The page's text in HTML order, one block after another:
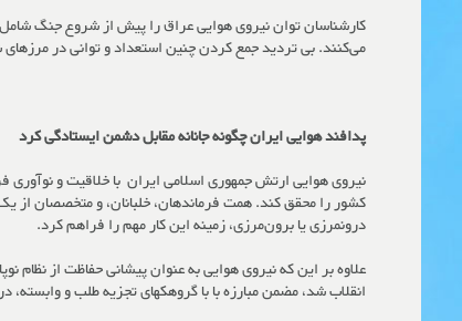
می‌کنند. بی تردید جمع کردن چنین استعداد و توانی در
پدافند هوایی ایران چگونه جانانه مقابل دشمن ایستادگی کرد
نیروی هوایی ارتش جمهوری اسلامی ایران با خلاقیت و
کشور را محقق کند. همت فرماندهان، خلبانان، و متخصصان از
درونمرزی یا برون‌مرزی، زمینه این کار مهم را فراهم کرد.
علاوه بر این که نیروی هوایی به عنوان پیشانی حفاظت از
انقلاب شد، مضمن مبارزه با با گروهکهای تجزیه طلب و وابسته،